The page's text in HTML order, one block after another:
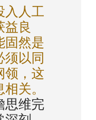
入人工
良
固然是
须以同
领，这
关。
思维完